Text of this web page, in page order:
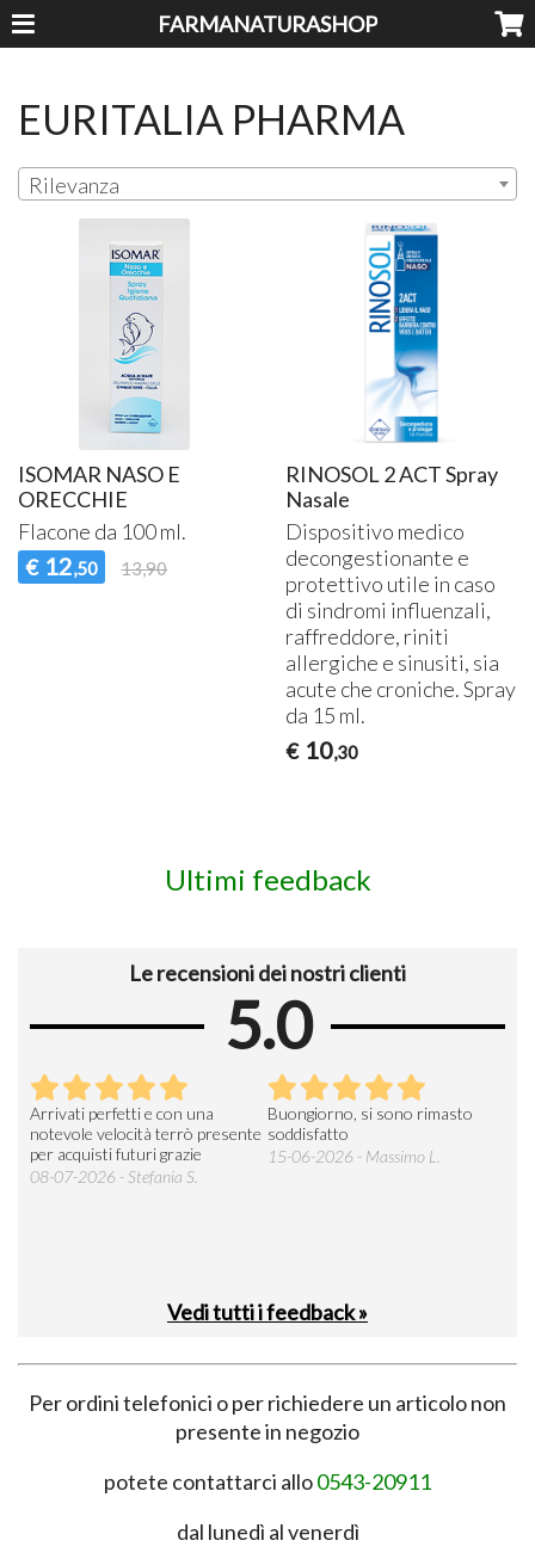
FARMANATURASHOP
EURITALIA PHARMA
Rilevanza
ISOMAR NASO E
ORECCHIE
Flacone da 100 ml.
€ 12,50 13,90
RINOSOL 2 ACT Spray
Nasale
Dispositivo medico
decongestionante e
protettivo utile in caso
di sindromi influenzali,
raffreddore, riniti
allergiche e sinusiti, sia
acute che croniche. Spray
da 15 ml.
€ 10,30
Ultimi feedback
Le recensioni dei nostri clienti
5.0
Arrivati perfetti e con una
notevole velocità terrò presente
per acquisti futuri grazie
08-07-2026 - Stefania S.
Buongiorno, si sono rimasto
soddisfatto
15-06-2026 - Massimo L.
Vedi tutti i feedback »
Per ordini telefonici o per richiedere un articolo non
presente in negozio
potete contattarci allo0543-20911
dal lunedì al venerdì